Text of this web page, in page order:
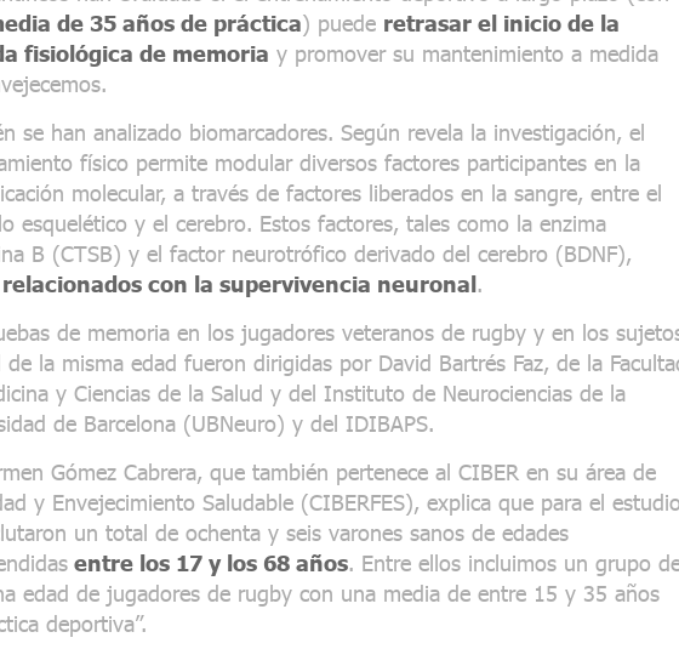
de 35 años de práctica) puede retrasar el inicio de la
fisiológica de memoria y promover su mantenimiento a medida
se han analizado biomarcadores. Según revela la investigación, el
físico permite modular diversos factores participantes en la
molecular, a través de factores liberados en la sangre, entre el
esquelético y el cerebro. Estos factores, tales como la enzima
B (CTSB) y el factor neurotrófico derivado del cerebro (BDNF),
con la supervivencia neuronal.
de memoria en los jugadores veteranos de rugby y en los
la misma edad fueron dirigidas por David Bartrés Faz, de la
y Ciencias de la Salud y del Instituto de Neurociencias de la
de Barcelona (UBNeuro) y del IDIBAPS.
Gómez Cabrera, que también pertenece al CIBER en su área de
y Envejecimiento Saludable (CIBERFES), explica que para el estudio
un total de ochenta y seis varones sanos de edades
entre los 17 y los 68 años. Entre ellos incluimos un grupo
edad de jugadores de rugby con una media de entre 15 y 35 años
deportiva”.